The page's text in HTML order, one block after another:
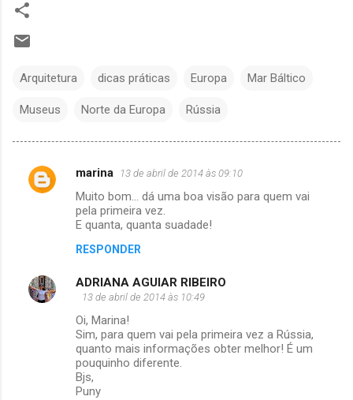
Arquitetura dicas práticas Europa Mar Báltico
Museus Norte da Europa Rússia
C
t
marina 13 de abril de 2014 às 09:10
Muito bom... dá uma boa visão para quem vai
pela primeira vez.
E quanta, quanta suadade!
RESPONDER
ADRIANA AGUIAR RIBEIRO
13 de abril de 2014 às 10:49
Oi, Marina!
Sim, para quem vai pela primeira vez a Rússia,
quanto mais informações obter melhor! É um
pouquinho diferente.
Bjs,
Puny